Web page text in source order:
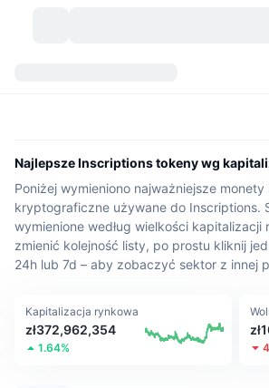
Kategorie
Migawki historyczne
Yields
Przegląd rynku
Rynek Spot
Bitcoin Skarbce
Sygnały New
Popularne
Zyskujące
Giełdy
Scentralizowane giełdy
Instrumenty pochodne
Społeczność
Tematy
API
Produkty
Najlepsze Inscriptions tokeny wg
Poniżej wymieniono najważniejsze monety
kryptograficzne używane do Inscriptions.
wymienione według wielkości kapitalizacji
zmienić kolejność listy, po prostu kliknij
24h lub 7d – aby zobaczyć sektor z innej
Kapitalizacja rynkowa
zł372,962,354
1.64%